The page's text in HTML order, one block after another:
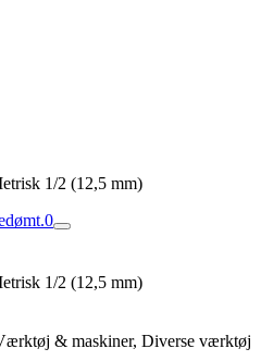
1/2 (12,5 mm)
0
1/2 (12,5 mm)
& maskiner, Diverse værktøj